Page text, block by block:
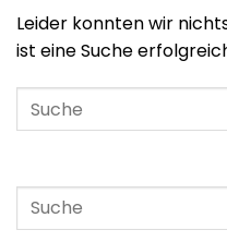
Leider konnten wir
ist eine Suche